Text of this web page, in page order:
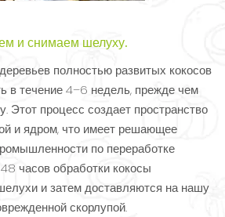
и снимаем шелуху.
полностью развитых кокосов
в течение 4–6 недель, прежде чем
Этот процесс создает пространство
и ядром, что имеет решающее
по переработке
часов обработки кокосы
и затем доставляются на нашу
скорлупой.